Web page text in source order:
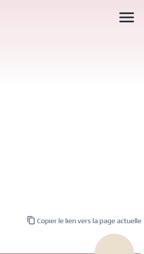

 Copier le lien vers la page actuelle